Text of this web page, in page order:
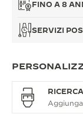
FINO A 8
SERVIZI